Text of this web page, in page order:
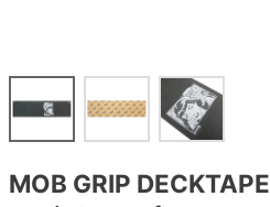
MOB GRIP DECKTAPE
8.4inch
8.5inch
64mmスケートケース・バッグ
27.5cmソックス